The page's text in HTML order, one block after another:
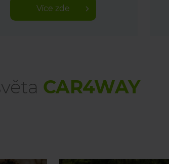
starostí.
Více zde
CAR4WAY